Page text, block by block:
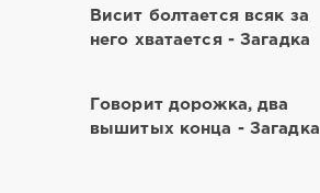
Висит болтается всяк за
него хватается - Загадка
Говорит дорожка, два
вышитых конца - Загадка